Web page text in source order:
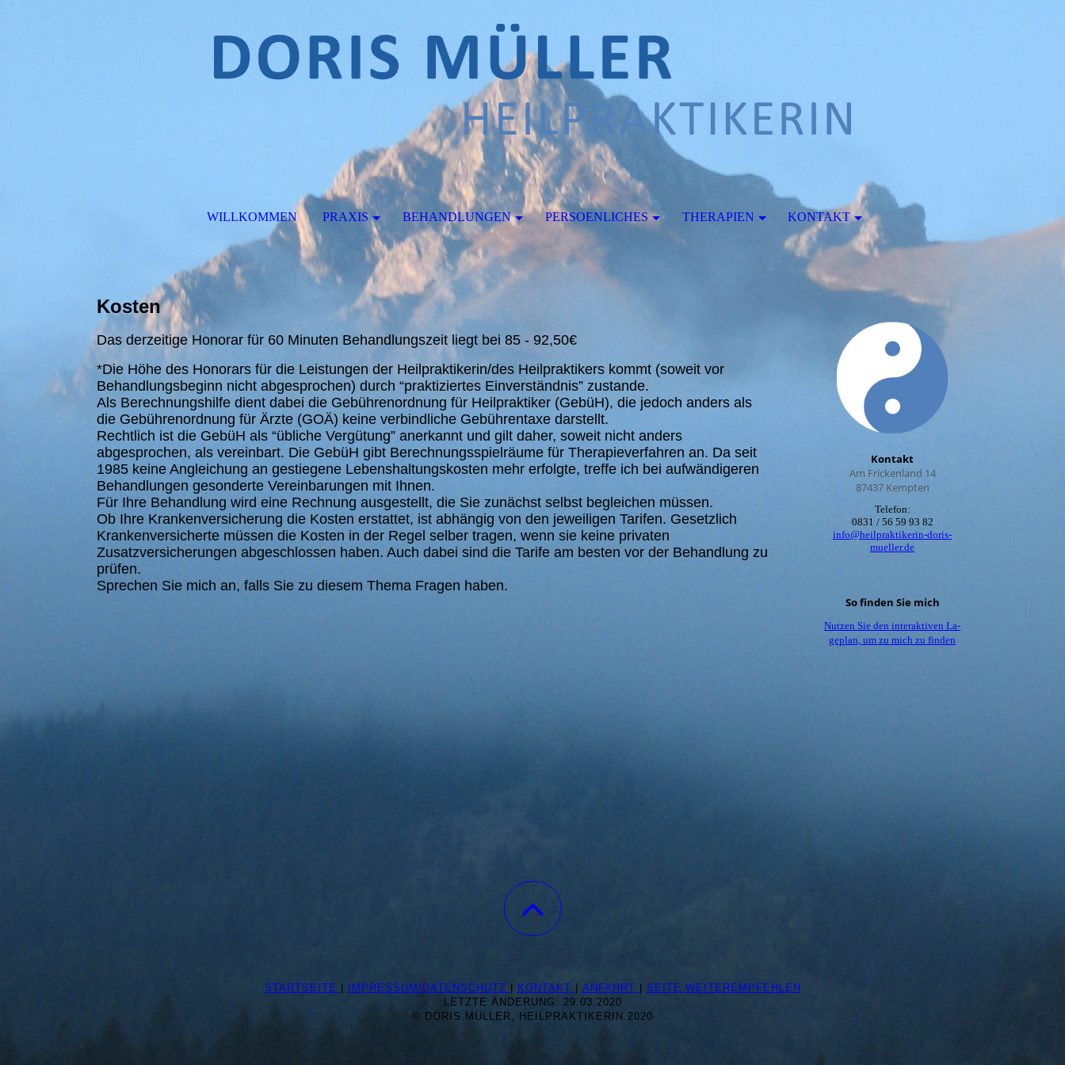
WILLKOMMEN PRAXIS BEHANDLUNGEN PERSOENLICHES THERAPIEN KONTAKT
Kosten
Das derzeitige Honorar für 60 Minuten Behandlungszeit liegt bei 85 - 92,50€
*Die Höhe des Honorars für die Leistungen der Heilpraktikerin/des Heilpraktikers kommt (soweit vor
Behandlungsbeginn nicht abgesprochen) durch “praktiziertes Einverständnis” zustande.
Als Berechnungshilfe dient dabei die Gebührenordnung für Heilpraktiker (GebüH), die jedoch anders als
die Gebührenordnung für Ärzte (GOÄ) keine verbindliche Gebührentaxe darstellt.
Rechtlich ist die GebüH als “übliche Vergütung” anerkannt und gilt daher, soweit nicht anders
abgesprochen, als vereinbart. Die GebüH gibt Berechnungsspielräume für Therapieverfahren an. Da seit
1985 keine Angleichung an gestiegene Lebenshaltungskosten mehr erfolgte, treffe ich bei aufwändigeren
Behandlungen gesonderte Vereinbarungen mit Ihnen.
Für Ihre Behandlung wird eine Rechnung ausgestellt, die Sie zunächst selbst begleichen müssen.
Ob Ihre Krankenversicherung die Kosten erstattet, ist abhängig von den jeweiligen Tarifen. Gesetzlich
Krankenversicherte müssen die Kosten in der Regel selber tragen, wenn sie keine privaten
Zusatzversicherungen abgeschlossen haben. Auch dabei sind die Tarife am besten vor der Behandlung zu
prüfen.
Sprechen Sie mich an, falls Sie zu diesem Thema Fragen haben.
Kontakt
Am Frickenland 14
87437 Kempten
Telefon:
0831 / 56 59 93 82
info@heilpraktikerin-doris-
mueller.de
So finden Sie mich
Nutzen Sie den interaktiven La­
ge­plan, um zu mich zu finden
STARTSEITE IMPRESSUM/DATENSCHUTZ KONTAKT ANFAHRT
SEITE WEITEREMPFEHLEN
LETZTE ÄNDERUNG: 29.03.2020
© DORIS MÜLLER, HEILPRAKTIKERIN 2020